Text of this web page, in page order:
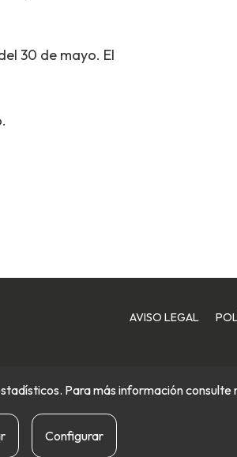
30 de mayo. El
AVISO LEGAL
Para más información consulte
Configurar